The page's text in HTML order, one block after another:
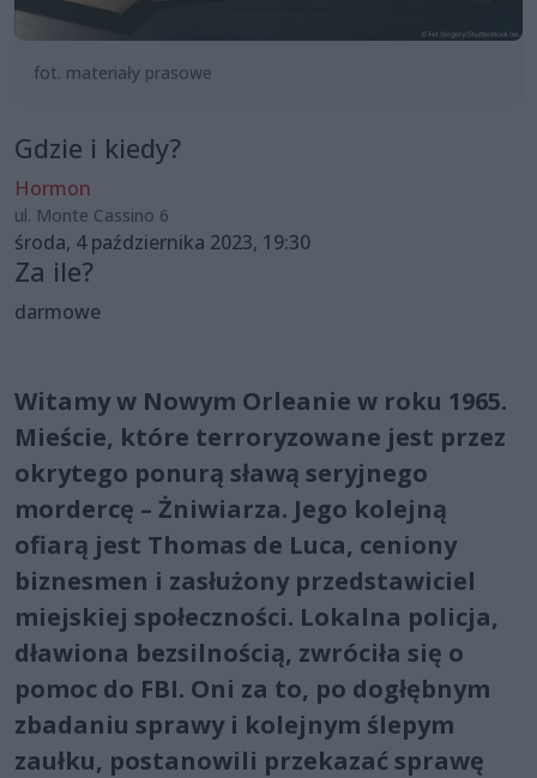
fot. materiały prasowe
Gdzie i kiedy?
Hormon
ul. Monte Cassino 6
środa, 4 października 2023, 19:30
Za ile?
darmowe
Witamy w Nowym Orleanie w roku 1965.
Mieście, które terroryzowane jest przez
okrytego ponurą sławą seryjnego
mordercę – Żniwiarza. Jego kolejną
ofiarą jest Thomas de Luca, ceniony
biznesmen i zasłużony przedstawiciel
miejskiej społeczności. Lokalna policja,
dławiona bezsilnością, zwróciła się o
pomoc do FBI. Oni za to, po dogłębnym
zbadaniu sprawy i kolejnym ślepym
zaułku, postanowili przekazać sprawę